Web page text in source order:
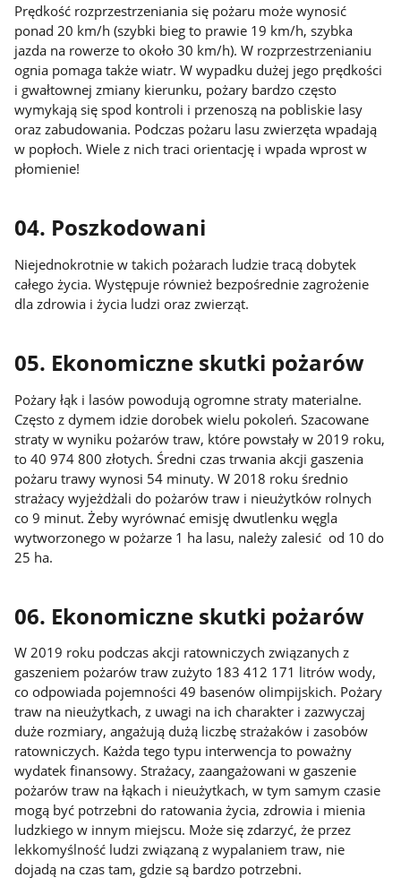
Prędkość rozprzestrzeniania się pożaru może wynosić
ponad 20 km/h (szybki bieg to prawie 19 km/h, szybka
jazda na rowerze to około 30 km/h). W rozprzestrzenianiu
ognia pomaga także wiatr. W wypadku dużej jego prędkości
i gwałtownej zmiany kierunku, pożary bardzo często
wymykają się spod kontroli i przenoszą na pobliskie lasy
oraz zabudowania. Podczas pożaru lasu zwierzęta wpadają
w popłoch. Wiele z nich traci orientację i wpada wprost w
płomienie!
04. Poszkodowani
Niejednokrotnie w takich pożarach ludzie tracą dobytek
całego życia. Występuje również bezpośrednie zagrożenie
dla zdrowia i życia ludzi oraz zwierząt.
05. Ekonomiczne skutki pożarów
Pożary łąk i lasów powodują ogromne straty materialne.
Często z dymem idzie dorobek wielu pokoleń. Szacowane
straty w wyniku pożarów traw, które powstały w 2019 roku,
to 40 974 800 złotych. Średni czas trwania akcji gaszenia
pożaru trawy wynosi 54 minuty. W 2018 roku średnio
strażacy wyjeżdżali do pożarów traw i nieużytków rolnych
co 9 minut. Żeby wyrównać emisję dwutlenku węgla
wytworzonego w pożarze 1 ha lasu, należy zalesić od 10 do
25 ha.
06. Ekonomiczne skutki pożarów
W 2019 roku podczas akcji ratowniczych związanych z
gaszeniem pożarów traw zużyto 183 412 171 litrów wody,
co odpowiada pojemności 49 basenów olimpijskich. Pożary
traw na nieużytkach, z uwagi na ich charakter i zazwyczaj
duże rozmiary, angażują dużą liczbę strażaków i zasobów
ratowniczych. Każda tego typu interwencja to poważny
wydatek finansowy. Strażacy, zaangażowani w gaszenie
pożarów traw na łąkach i nieużytkach, w tym samym czasie
mogą być potrzebni do ratowania życia, zdrowia i mienia
ludzkiego w innym miejscu. Może się zdarzyć, że przez
lekkomyślność ludzi związaną z wypalaniem traw, nie
dojadą na czas tam, gdzie są bardzo potrzebni.